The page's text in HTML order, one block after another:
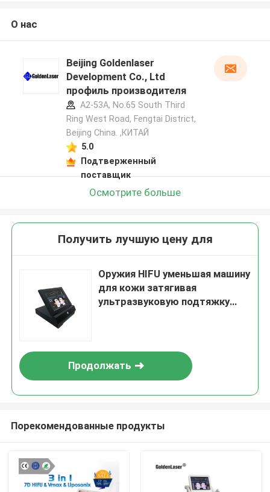
О нас
Beijing Goldenlaser
Development Co., Ltd
профиль производителя
A2-53A, No.65 South Third
Ring West Road, Fengtai District,
Beijing China. ,КИТАЙ
5.0
Подтверженный
поставщик
Осмотрите больше
Получить лучшую цену для
Оружия HIFU уменьшая машину
для кожи затягивая
ультразвуковую подтяжку
Продолжать
Порекомендованные продукты